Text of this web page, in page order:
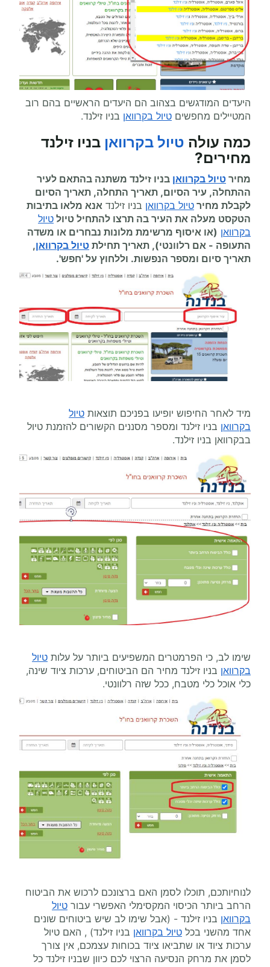
היעדים המודגשים בצהוב הם היעדים הראשיים בהם רוב
המטיילים מחפשים טיול בקרוואן בניו זילנד.
כמה עולה טיול בקרוואן בניו זילנד
מחירים?
מחיר טיול בקרוואן בניו זילנד משתנה בהתאם לעיר
ההתחלה, עיר הסיום, תאריך התחלה, תאריך הסיום
לקבלת מחיר טיול בקרוואן בניו זילנד אנא מלאו בתיבות
הטקסט מעלה את העיר בה תרצו להתחיל טיול טיול
בקרוואן (או איסוף מרשימת מלונות נבחרים או משדה
התעופה - אם רלוונטי), תאריך תחילת טיול בקרוואן,
תאריך סיום ומספר הנפשות. וללחוץ על 'חפש'.
מיד לאחר החיפוש יופיעו בפניכם תוצאות טיול
בקרוואן בניו זילנד ומספר מסננים הקשורים להזמנת טיול
בבקרוואן בניו זילנד.
שימו לב, כי הפרמטרים המשפיעים ביותר על עלות טיול
בקרוואן בניו זילנד מחיר הם הביטוחים, ערכות ציוד שינה,
כלי אוכל כלי מטבח, ככל שזה רלוונטי.
לנוחיותכם, תוכלו לסמן האם ברצונכם לרכוש את הביטוח
הרחב ביותר הכיסוי המקסימלי האפשרי עבור טיול
בקרוואן בניו זילנד - (אבל שימו לב שיש ביטוחים שונים
אחד מהשני בכל טיול בקרוואן בניו זילנד) , האם טיול
ערכות ציוד או שתביאו ציוד בכוחות עצמכם, אין צורך
לסמן את מרחק הנסיעה הרצוי לכם כיוון שבניו זילנד כל